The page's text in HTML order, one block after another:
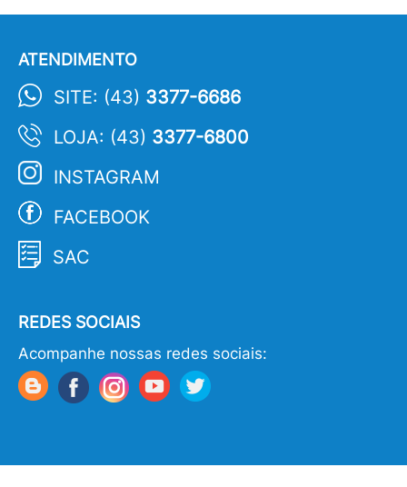
ATENDIMENTO
SITE: (43) 3377-6686
LOJA: (43) 3377-6800
INSTAGRAM
FACEBOOK
SAC
REDES SOCIAIS
Acompanhe nossas redes sociais: